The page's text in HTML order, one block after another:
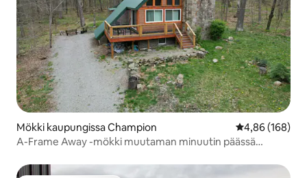
Mökki kaupungissa Champion
4,86 (168)
A-Frame Away -mökki muutaman minuutin päässä